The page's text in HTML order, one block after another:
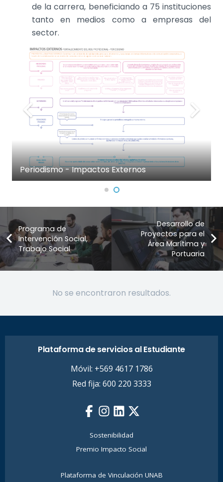
de la carrera, beneficiando a 75 instituciones
tanto en medios como a empresas del
sector.
Periodismo - Impactos Externos
Programa de
Intervención Social,
Trabajo Social
Desarrollo de
Proyectos para el
Área Marítima y
Portuaria
No se encontraron resultados.